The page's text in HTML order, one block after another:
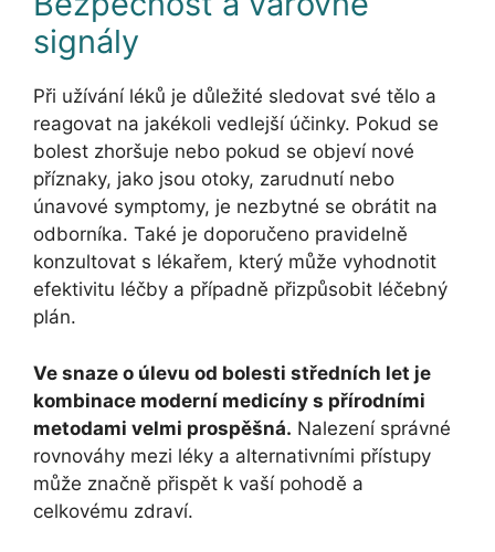
signály
Při užívání léků je důležité sledovat své tělo a
reagovat na jakékoli vedlejší účinky. Pokud se
bolest zhoršuje nebo pokud se objeví nové
příznaky, jako jsou otoky, zarudnutí nebo
únavové symptomy, je nezbytné se obrátit na
odborníka. Také je doporučeno pravidelně
konzultovat s lékařem, který může vyhodnotit
efektivitu léčby a případně přizpůsobit léčebný
plán.
Ve snaze o úlevu od bolesti středních let je
kombinace moderní medicíny s přírodními
metodami velmi prospěšná. Nalezení správné
rovnováhy mezi léky a alternativními přístupy
může značně přispět k vaší pohodě a
celkovému zdraví.